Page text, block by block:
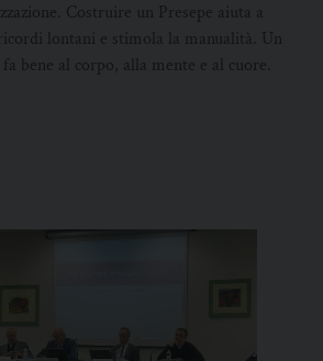
Costruire un Presepe aiuta a
lontani e stimola la manualità. Un
bene al corpo, alla mente e al cuore.